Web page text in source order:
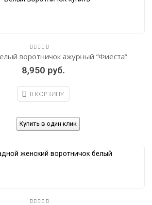
0
out
of
5
воротничок ажурный “Фиеста”
8,950 руб.
В КОРЗИНУ
Купить в один клик